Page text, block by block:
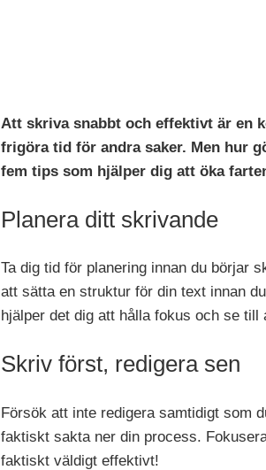
Att skriva snabbt och effektivt är en
frigöra tid för andra saker. Men hur
fem tips som hjälper dig att öka
Planera ditt skrivande
Ta dig tid för planering innan du börjar
att sätta en struktur för din text innan
hjälper det dig att hålla fokus och se
Skriv först, redigera sen
Försök att inte redigera samtidigt som
faktiskt sakta ner din process.
faktiskt väldigt effektivt!